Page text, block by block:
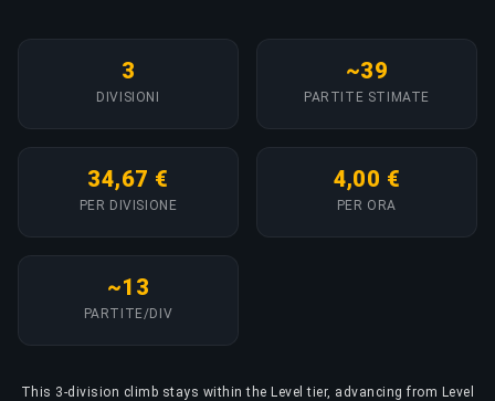
3
DIVISIONI
~39
PARTITE STIMATE
34,67 €
PER DIVISIONE
4,00 €
PER ORA
~13
PARTITE/DIV
This 3-division climb stays within the Level tier, advancing from Level